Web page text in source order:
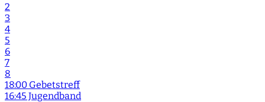
2
3
4
5
6
7
8
18:00 Gebetstreff
16:45 Jugendband